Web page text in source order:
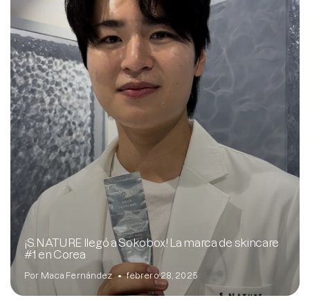
¡S.NATURE llegó a Sokobox! La marca de skincare
#1 en Corea
Por Maca Fernández febrero 28, 2025